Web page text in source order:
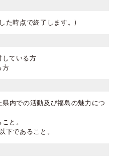
た時点で終了します。)
している方
方
内での活動及び福島の魅力につ
と。
下であること。